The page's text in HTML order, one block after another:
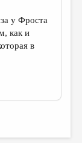
у Фроста
как и
в